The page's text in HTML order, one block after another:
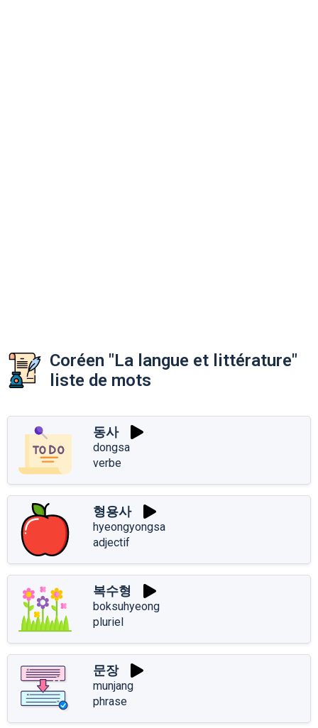
Coréen "La langue et littérature"
liste de mots
동사
dongsa
verbe
형용사
hyeongyongsa
adjectif
복수형
boksuhyeong
pluriel
문장
munjang
phrase